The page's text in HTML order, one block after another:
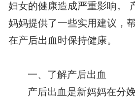
妇女的健康造成严重影响。
妈妈提供了一些实用建议，
在产后出血时保持健康。
一、了解产后出血
产后出血是新妈妈在分